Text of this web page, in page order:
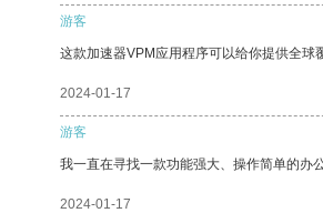
游客
这款加速器VPM应用程序可以给你提供全球
2024-01-17
游客
我一直在寻找一款功能强大、操作简单的办
2024-01-17